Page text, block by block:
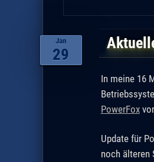
Jan
29
In meine 16
PowerFox
Update für
noch älteren